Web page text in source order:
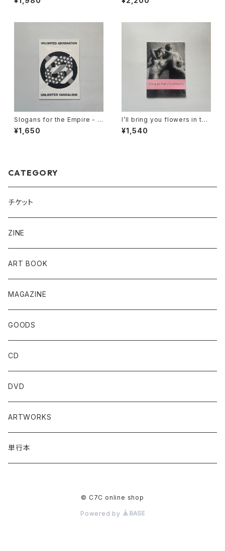
& Yves Suter
Slogans for the Empire - T
homas Marecki (Berlin, Ger
many)
¥1,650
I’ll bring you flowers in the
pouring rain - Sam Hiscox
¥1,540
CATEGORY
チケット
ZINE
ART BOOK
MAGAZINE
GOODS
CD
DVD
ARTWORKS
単行本
© C7C online shop
Powered by